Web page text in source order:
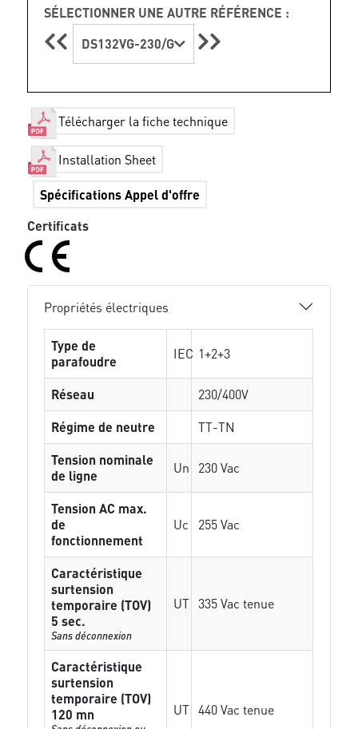
SÉLECTIONNER UNE AUTRE RÉFÉRENCE :
DS132VG-230/G
Télécharger la fiche technique
Installation Sheet
Spécifications Appel d'offre
Certificats
Propriétés électriques
Type de
parafoudre
IEC 1+2+3
Réseau
230/400V
Régime de neutre
TT-TN
Tension nominale
de ligne
Un 230 Vac
Tension AC max.
de
fonctionnement
Uc 255 Vac
Caractéristique
surtension
temporaire (TOV)
5 sec.
Sans déconnexion
UT 335 Vac tenue
Caractéristique
surtension
temporaire (TOV)
120 mn
UT 440 Vac tenue